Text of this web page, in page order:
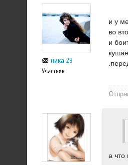
ника 29
Участник
и у
во
и
а что